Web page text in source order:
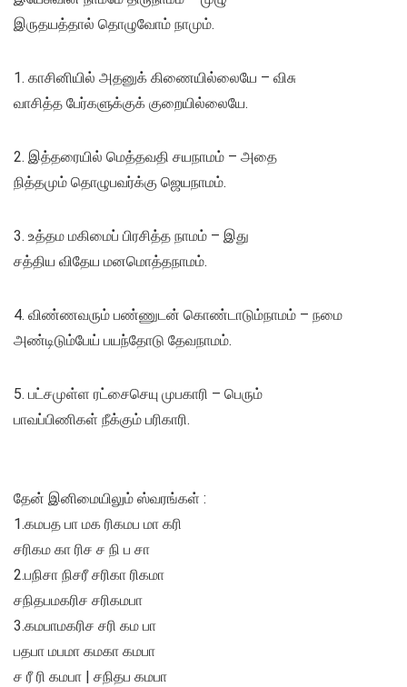
இருதயத்தால் தொழுவோம் நாமும்.
1. காசினியில் அதனுக் கிணையில்லையே – விசு
வாசித்த பேர்களுக்குக் குறையில்லையே.
2. இத்தரையில் மெத்தவதி சயநாமம் – அதை
நித்தமும் தொழுபவர்க்கு ஜெயநாமம்.
3. உத்தம மகிமைப் பிரசித்த நாமம் – இது
சத்திய விதேய மனமொத்தநாமம்.
4. விண்ணவரும் பண்ணுடன் கொண்டாடும்நாமம் – நமை
அண்டிடும்பேய் பயந்தோடு தேவநாமம்.
5. பட்சமுள்ள ரட்சைசெயு முபகாரி – பெரும்
பாவப்பிணிகள் நீக்கும் பரிகாரி.
தேன் இனிமையிலும் ஸ்வரங்கள் :
1.கமபத பா மக ரிகமப மா கரி
சரிகம கா ரிச ச நி ப சா
2.பநிசா நிசரீ சரிகா ரிகமா
சநிதபமகரிச சரிகமபா
3.கமபாமகரிச சரி கம பா
பதபா மபமா கமகா கமபா
ச ரீ ரி கமபா | சநிதப கமபா